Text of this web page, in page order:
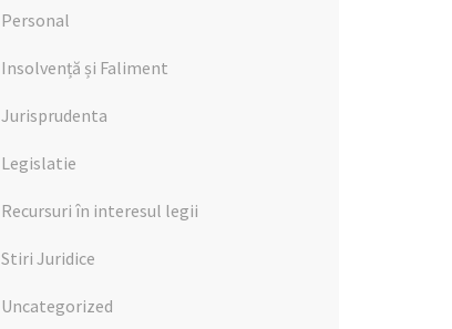
Personal
Insolvență și Faliment
Jurisprudenta
Legislatie
Recursuri în interesul legii
Stiri Juridice
Uncategorized